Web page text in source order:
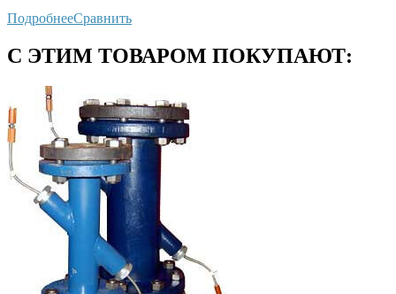
ПодробнееСравнить
С ЭТИМ ТОВАРОМ ПОКУПАЮТ: